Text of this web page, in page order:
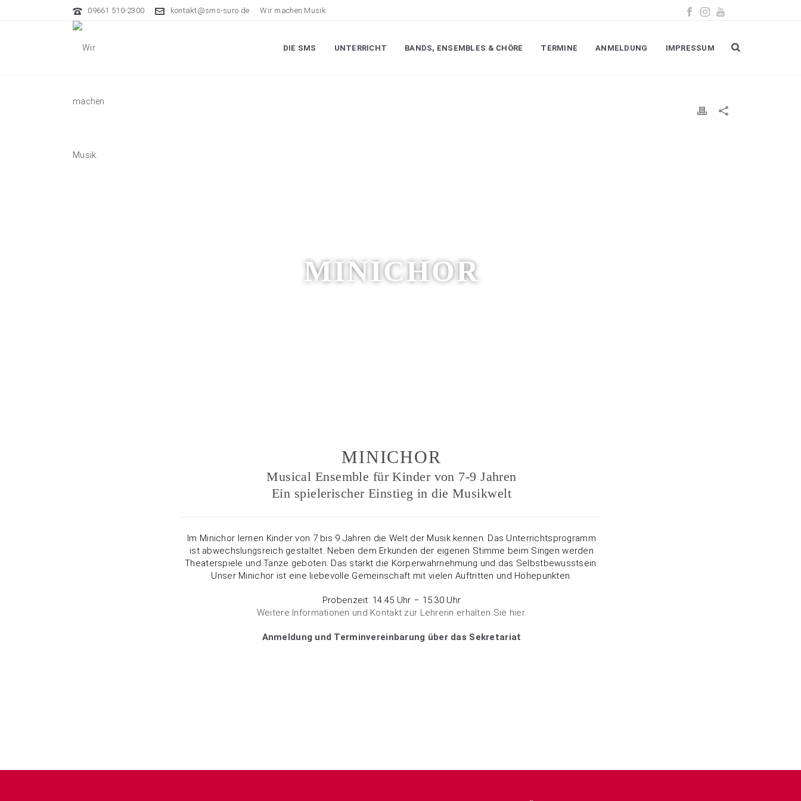
09661 510-2300 kontakt@sms-suro.de Wir machen Musik.
DIE SMS UNTERRICHT BANDS, ENSEMBLES & CHÖRE TERMINE ANMELDUNG IMPRESSUM
MINICHOR
MINICHOR
Musical Ensemble für Kinder von 7-9 Jahren
Ein spielerischer Einstieg in die Musikwelt
Im Minichor lernen Kinder von 7 bis 9 Jahren die Welt der Musik kennen. Das Unterrichtsprogramm
ist abwechslungsreich gestaltet. Neben dem Erkunden der eigenen Stimme beim Singen werden
Theaterspiele und Tänze geboten. Das stärkt die Körperwahrnehmung und das Selbstbewusstsein.
Unser Minichor ist eine liebevolle Gemeinschaft mit vielen Auftritten und Höhepunkten.
Probenzeit: 14.45 Uhr – 15.30 Uhr
Weitere Informationen und Kontakt zur Lehrerin erhalten Sie hier.
Anmeldung und Terminvereinbarung über das Sekretariat